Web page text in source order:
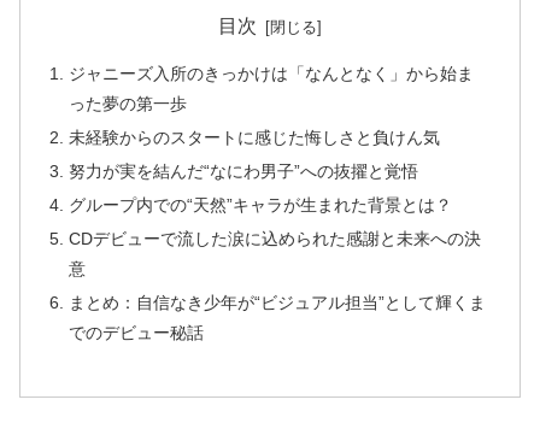
目次
ジャニーズ入所のきっかけは「なんとなく」から始ま
った夢の第一歩
未経験からのスタートに感じた悔しさと負けん気
努力が実を結んだ“なにわ男子”への抜擢と覚悟
グループ内での“天然”キャラが生まれた背景とは？
CDデビューで流した涙に込められた感謝と未来への決
意
まとめ：自信なき少年が“ビジュアル担当”として輝くま
でのデビュー秘話